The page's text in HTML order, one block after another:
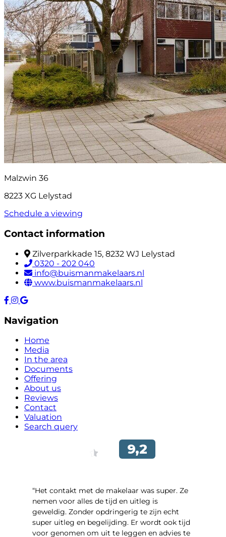
Malzwin 36
8223 XG Lelystad
Schedule a viewing
Contact information
Zilverparkkade 15, 8232 WJ Lelystad
0320 - 202 040
info@buismanmakelaars.nl
www.buismanmakelaars.nl
Navigation
Home
Media
In the area
Documents
Offering
About us
Reviews
Contact
Valuation
Search query
“Het contakt met de makelaar was super. Ze
nemen voor alles de tijd en uitleg is
geweldig. Zonder opdringerig te zijn echt
super uitleg en begelijding. Er wordt ook tijd
voor genomen om uit te leggen en advies te